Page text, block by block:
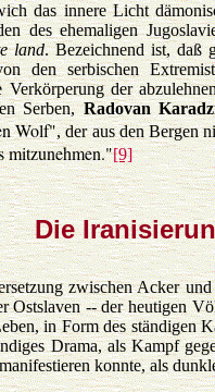
das innere Licht
des ehemaligen
land. Bezeichnend ist, daß
den serbischen
der
Serben,Radovan
Wolf", der aus den Bergen
mitzunehmen."[9]
Die
zwischen Acker
Ostslaven -- der heutigen
in Form des ständigen
Drama, als Kampf
konnte, als